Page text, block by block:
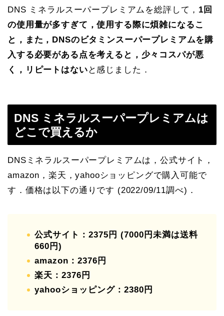
DNS ミネラルスーパープレミアムを総評して， 1回
の使用量が多すぎて，使用する際に煩雑になるこ
と，また，DNSのビタミンスーパープレミアムを購
入する必要がある点を考えると，少々コスパが悪
く，リピートはない と感じました．
DNS ミネラルスーパープレミアムは
どこで買えるか
DNSミネラルスーパープレミアムは，公式サイト，
amazon，楽天，yahooショッピングで購入可能で
す．価格は以下の通りです (2022/09/11調べ)．
公式サイト：2375円 (7000円未満は送料
660円)
amazon：2376円
楽天：2376円
yahooショッピング：2380円